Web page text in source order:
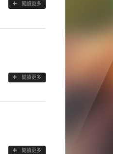
閱讀更多
閱讀更多
閱讀更多